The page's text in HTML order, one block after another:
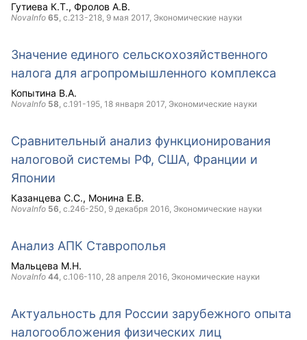
Гутиева К.Т. Фролов А.В.
NovaInfo 65, с.213-218, 9 мая 2017, Экономические науки
Значение единого сельскохозяйственного
налога для агропромышленного комплекса
Копытина В.А.
NovaInfo 58, с.191-195, 18 января 2017, Экономические науки
Сравнительный анализ функционирования
налоговой системы РФ, США, Франции и
Японии
Казанцева С.С. Монина Е.В.
NovaInfo 56, с.246-250, 9 декабря 2016, Экономические науки
Анализ АПК Ставрополья
Мальцева М.Н.
NovaInfo 44, с.106-110, 28 апреля 2016, Экономические науки
Актуальность для России зарубежного опыта
налогообложения физических лиц